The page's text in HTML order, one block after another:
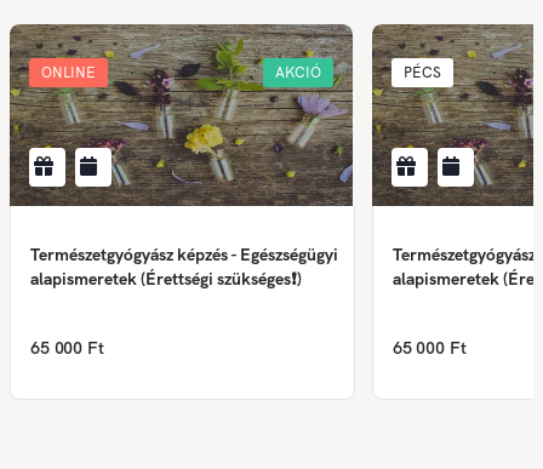
ONLINE AKCIÓ
Természetgyógyász képzés - Egészségügyi
alapismeretek (Érettségi szükséges❗)
65 000 Ft
PÉCS
Természetgyógyász
alapismeretek
65 000 Ft